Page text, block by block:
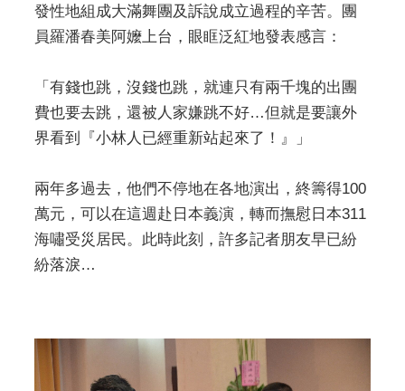
發性地組成大滿舞團及訴說成立過程的辛苦。團
員羅潘春美阿嬤上台，眼眶泛紅地發表感言：
「有錢也跳，沒錢也跳，就連只有兩千塊的出團
費也要去跳，還被人家嫌跳不好…但就是要讓外
界看到『小林人已經重新站起來了！』」
兩年多過去，他們不停地在各地演出，終籌得100
萬元，可以在這週赴日本義演，轉而撫慰日本311
海嘯受災居民。此時此刻，許多記者朋友早已紛
紛落淚…